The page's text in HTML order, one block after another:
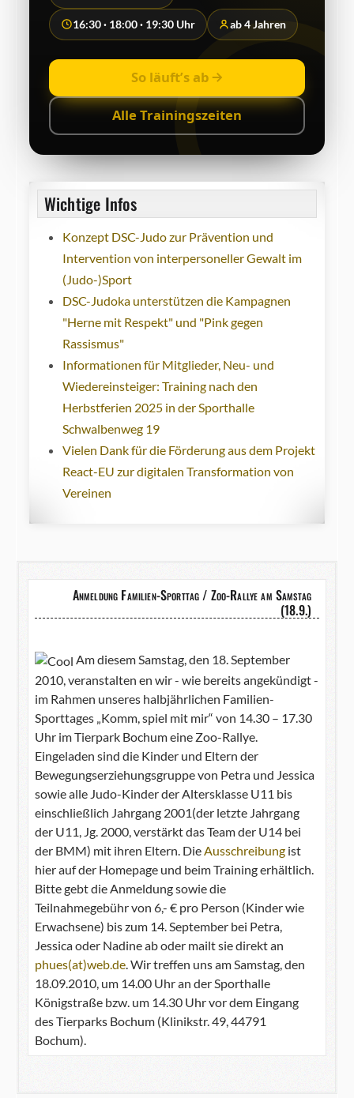
16:30 · 18:00 · 19:30 Uhr ab 4 Jahren
So läuft’s ab
Alle Trainingszeiten
Wichtige Infos
Konzept DSC-Judo zur Prävention und
Intervention von interpersoneller Gewalt im
(Judo-)Sport
DSC-Judoka unterstützen die Kampagnen
"Herne mit Respekt" und "Pink gegen
Rassismus"
Informationen für Mitglieder, Neu- und
Wiedereinsteiger: Training nach den
Herbstferien 2025 in der Sporthalle
Schwalbenweg 19
Vielen Dank für die Förderung aus dem Projekt
React-EU zur digitalen Transformation von
Vereinen
Anmeldung Familien-Sporttag / Zoo-Rallye am Samstag
(18.9.)
Am diesem Samstag, den 18. September
2010, veranstalten en wir - wie bereits angekündigt -
im Rahmen unseres halbjährlichen Familien-
Sporttages „Komm, spiel mit mir“ von 14.30 – 17.30
Uhr im Tierpark Bochum eine Zoo-Rallye.
Eingeladen sind die Kinder und Eltern der
Bewegungserziehungsgruppe von Petra und Jessica
sowie alle Judo-Kinder der Altersklasse U11 bis
einschließlich Jahrgang 2001(der letzte Jahrgang
der U11, Jg. 2000, verstärkt das Team der U14 bei
der BMM) mit ihren Eltern. Die Ausschreibung ist
hier auf der Homepage und beim Training erhältlich.
Bitte gebt die Anmeldung sowie die
Teilnahmegebühr von 6,- € pro Person (Kinder wie
Erwachsene) bis zum 14. September bei Petra,
Jessica oder Nadine ab oder mailt sie direkt an
phues(at)web.de. Wir treffen uns am Samstag, den
18.09.2010, um 14.00 Uhr an der Sporthalle
Königstraße bzw. um 14.30 Uhr vor dem Eingang
des Tierparks Bochum (Klinikstr. 49, 44791
Bochum).